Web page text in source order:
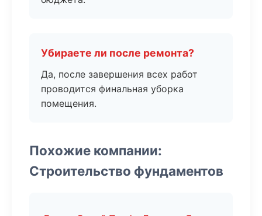
Убираете ли после ремонта?
Да, после завершения всех работ
проводится финальная уборка
помещения.
Похожие компании:
Строительство фундаментов